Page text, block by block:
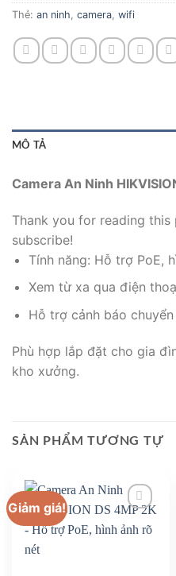
Thẻ: an ninh camera wifi
MÔ TẢ
Camera An Ninh
Thank you for reading
subscribe!
Tính năng: Hỗ trợ PoE,
Xem từ xa qua điện
Hỗ trợ cảnh báo
Phù hợp lắp đặt cho gia
kho xưởng.
SẢN PHẨM TƯƠNG TỰ
Giảm giá!